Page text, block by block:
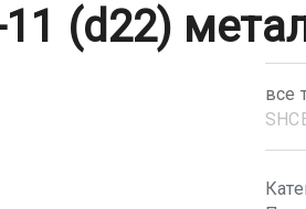
(d22)
все